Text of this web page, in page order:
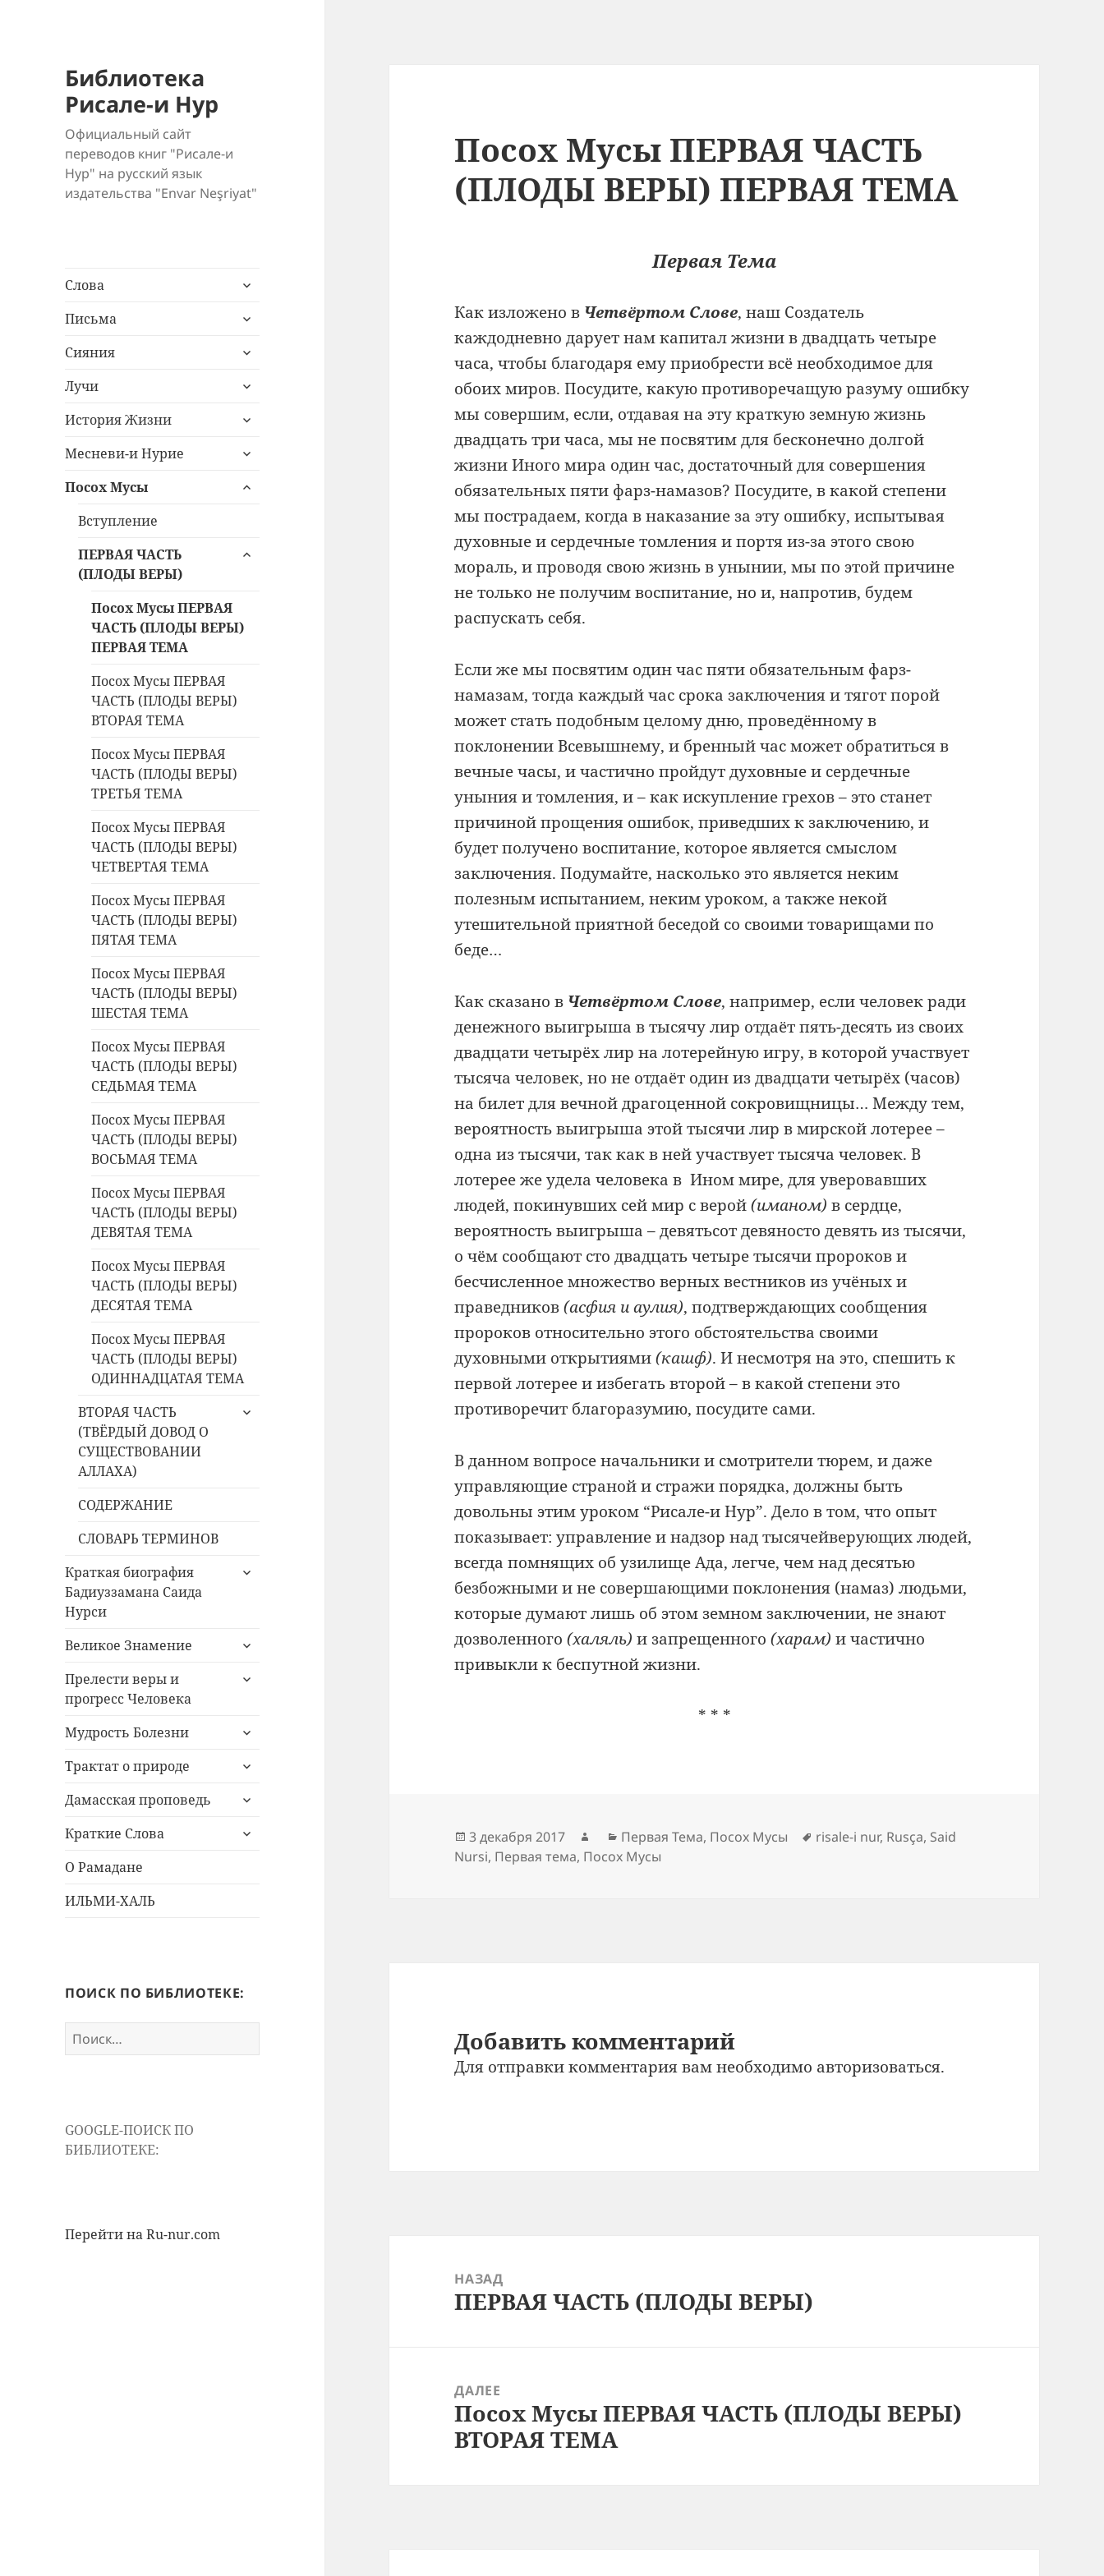
Библиотека
Рисале-и Нур
Официальный сайт
переводов книг "Рисале-и
Нур" на русский язык
издательства "Envar Neşriyat"
Слова
раскрыть
меню
Письма
раскрыть
меню
Сияния
раскрыть
меню
Лучи
раскрыть
меню
История Жизни
раскрыть
меню
Месневи-и Нурие
раскрыть
меню
Посох Мусы
раскрыть
Вступление
ПЕРВАЯ ЧАСТЬ
(ПЛОДЫ ВЕРЫ)
раскрыть
Посох Мусы ПЕРВАЯ
ЧАСТЬ (ПЛОДЫ ВЕРЫ)
ПЕРВАЯ ТЕМА
Посох Мусы ПЕРВАЯ
ЧАСТЬ (ПЛОДЫ ВЕРЫ)
ВТОРАЯ ТЕМА
Посох Мусы ПЕРВАЯ
ЧАСТЬ (ПЛОДЫ ВЕРЫ)
ТРЕТЬЯ ТЕМА
Посох Мусы ПЕРВАЯ
ЧАСТЬ (ПЛОДЫ ВЕРЫ)
ЧЕТВЕРТАЯ ТЕМА
Посох Мусы ПЕРВАЯ
ЧАСТЬ (ПЛОДЫ ВЕРЫ)
ПЯТАЯ ТЕМА
Посох Мусы ПЕРВАЯ
ЧАСТЬ (ПЛОДЫ ВЕРЫ)
ШЕСТАЯ ТЕМА
Посох Мусы ПЕРВАЯ
ЧАСТЬ (ПЛОДЫ ВЕРЫ)
СЕДЬМАЯ ТЕМА
Посох Мусы ПЕРВАЯ
ЧАСТЬ (ПЛОДЫ ВЕРЫ)
ВОСЬМАЯ ТЕМА
Посох Мусы ПЕРВАЯ
ЧАСТЬ (ПЛОДЫ ВЕРЫ)
ДЕВЯТАЯ ТЕМА
Посох Мусы ПЕРВАЯ
ЧАСТЬ (ПЛОДЫ ВЕРЫ)
ДЕСЯТАЯ ТЕМА
Посох Мусы ПЕРВАЯ
ЧАСТЬ (ПЛОДЫ ВЕРЫ)
ОДИННАДЦАТАЯ ТЕМА
ВТОРАЯ ЧАСТЬ
(ТВЁРДЫЙ ДОВОД О
СУЩЕСТВОВАНИИ
АЛЛАХА)
раскрыть
СОДЕРЖАНИЕ
СЛОВАРЬ ТЕРМИНОВ
Краткая биография
Бадиуззамана Саида
Нурси
раскрыть
Великое Знамение
раскрыть
меню
Прелести веры и
прогресс Человека
раскрыть
Мудрость Болезни
раскрыть
меню
Трактат о природе
раскрыть
меню
Дамасская проповедь
раскрыть
меню
Краткие Слова
раскрыть
О Рамадане
ИЛЬМИ-ХАЛЬ
ПОИСК ПО БИБЛИОТЕКЕ:
Найти:
GOOGLE-ПОИСК ПО
БИБЛИОТЕКЕ:
Перейти на Ru-nur.com
Посох Мусы ПЕРВАЯ ЧАСТЬ
(ПЛОДЫ ВЕРЫ) ПЕРВАЯ ТЕМА
Первая Тема
Как изложено в Четвёртом Слове, наш Создатель
каждодневно дарует нам капитал жизни в двадцать четыре
часа, чтобы благодаря ему приобрести всё необходимое для
обоих миров. Посудите, какую противоречащую разуму ошибку
мы совершим, если, отдавая на эту краткую земную жизнь
двадцать три часа, мы не посвятим для бесконечно долгой
жизни Иного мира один час, достаточный для совершения
обязательных пяти фарз-намазов? Посудите, в какой степени
мы пострадаем, когда в наказание за эту ошибку, испытывая
духовные и сердечные томления и портя из-за этого свою
мораль, и проводя свою жизнь в унынии, мы по этой причине
не только не получим воспитание, но и, напротив, будем
распускать себя.
Если же мы посвятим один час пяти обязательным фарз-
намазам, тогда каждый час срока заключения и тягот порой
может стать подобным целому дню, проведённому в
поклонении Всевышнему, и бренный час может обратиться в
вечные часы, и частично пройдут духовные и сердечные
уныния и томления, и – как искупление грехов – это станет
причиной прощения ошибок, приведших к заключению, и
будет получено воспитание, которое является смыслом
заключения. Подумайте, насколько это является неким
полезным испытанием, неким уроком, а также некой
утешительной приятной беседой со своими товарищами по
беде…
Как сказано в Четвёртом Слове, например, если человек ради
денежного выигрыша в тысячу лир отдаёт пять-десять из своих
двадцати четырёх лир на лотерейную игру, в которой участвует
тысяча человек, но не отдаёт один из двадцати четырёх (часов)
на билет для вечной драгоценной сокровищницы… Между тем,
вероятность выигрыша этой тысячи лир в мирской лотерее –
одна из тысячи, так как в ней участвует тысяча человек. В
лотерее же удела человека в Ином мире, для уверовавших
людей, покинувших сей мир с верой(иманом) в сердце,
вероятность выигрыша – девятьсот девяносто девять из тысячи,
о чём сообщают сто двадцать четыре тысячи пророков и
бесчисленное множество верных вестников из учёных и
праведников(асфия и аулия), подтверждающих сообщения
пророков относительно этого обстоятельства своими
духовными открытиями(кашф). И несмотря на это, спешить к
первой лотерее и избегать второй – в какой степени это
противоречит благоразумию, посудите сами.
В данном вопросе начальники и смотрители тюрем, и даже
управляющие страной и стражи порядка, должны быть
довольны этим уроком “Рисале-и Нур”. Дело в том, что опыт
показывает: управление и надзор над тысячейверующих людей,
всегда помнящих об узилище Ада, легче, чем над десятью
безбожными и не совершающими поклонения (намаз) людьми,
которые думают лишь об этом земном заключении, не знают
дозволенного(халяль) и запрещенного(харам) и частично
привыкли к беспутной жизни.
* * *
Опубликовано
3 декабря 2017 АвторРубрики
Первая Тема, Посох Мусы Метки
risale-i nur, Rusça, Said
Nursi, Первая тема, Посох Мусы
Добавить комментарий
Для отправки комментария вам необходимо авторизоваться.
записям
НАЗАД
Предыдущая
ПЕРВАЯ ЧАСТЬ (ПЛОДЫ ВЕРЫ)
ДАЛЕЕ
Следующая
запись:
Посох Мусы ПЕРВАЯ ЧАСТЬ (ПЛОДЫ ВЕРЫ)
ВТОРАЯ ТЕМА